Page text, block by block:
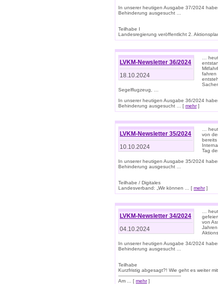
In unserer heutigen Ausgabe 37/2024
Behinderung ausgesucht ...
Teilhabe I
Landesregierung veröffentlicht 2.
LVKM-Newsletter 36/2024
18.10.2024
…
fahren
Segelflugzeug, …
In unserer heutigen Ausgabe 36/2024
Behinderung ausgesucht ... [ mehr]
LVKM-Newsletter 35/2024
10.10.2024
…
von
bereits
Tag
In unserer heutigen Ausgabe 35/2024
Behinderung ausgesucht ...
Teilhabe / Digitales
Landesverband: „Wir können ... [ mehr]
LVKM-Newsletter 34/2024
04.10.2024
…
von
In unserer heutigen Ausgabe 34/2024
Behinderung ausgesucht ...
Teilhabe
Kurzfristig abgesagt?! Wie geht es weiter
-------------------------------------------
Am ... [ mehr]